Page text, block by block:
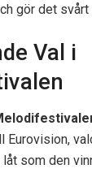
gör det svårt
Val i
Eurovision,
som den